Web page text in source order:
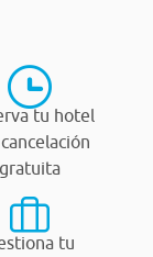
tu hotel
gratuita
tu